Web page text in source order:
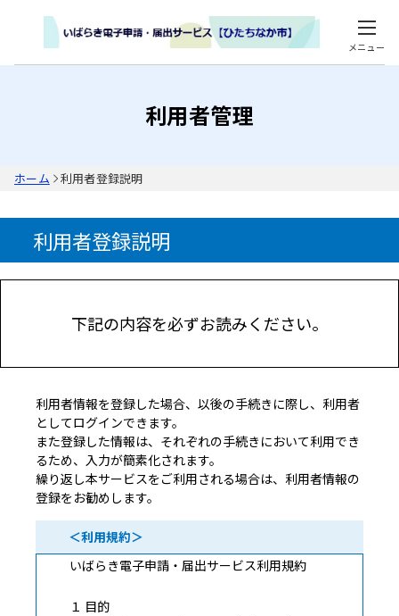
メニュー
利用者管理
ホーム 利用者登録説明
利用者登録説明
下記の内容を必ずお読みください。
利用者情報を登録した場合、以後の手続きに際し、利用者
としてログインできます。
また登録した情報は、それぞれの手続きにおいて利用でき
るため、入力が簡素化されます。
繰り返し本サービスをご利用される場合は、利用者情報の
登録をお勧めします。
＜利用規約＞
いばらき電子申請・届出サービス利用規約
１ 目的